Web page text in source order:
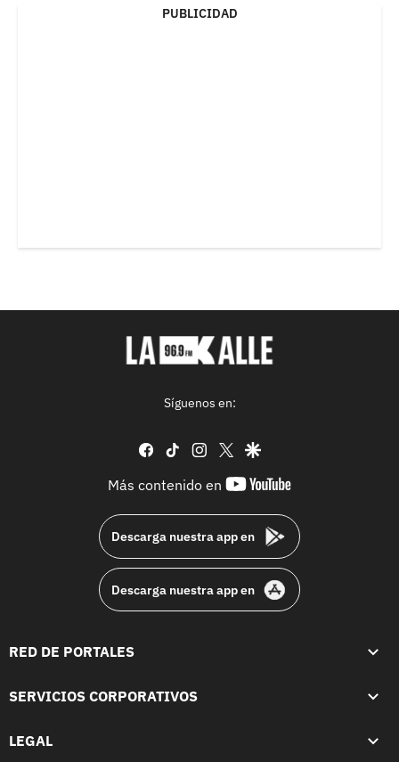
PUBLICIDAD
Síguenos en:
facebook
tiktok instagram
twittergoogle
Más contenido en
youtube-
Descarga nuestra app en
Descarga nuestra app en
RED DE PORTALES
SERVICIOS CORPORATIVOS
LEGAL